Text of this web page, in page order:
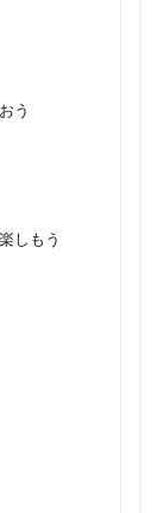
う
しもう